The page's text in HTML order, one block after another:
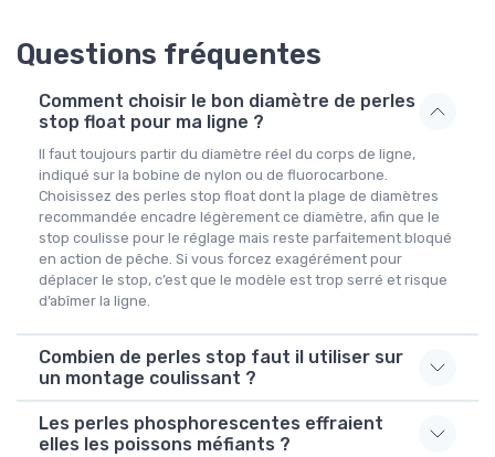
Questions fréquentes
Comment choisir le bon diamètre de perles
stop float pour ma ligne ?
Il faut toujours partir du diamètre réel du corps de ligne,
indiqué sur la bobine de nylon ou de fluorocarbone.
Choisissez des perles stop float dont la plage de diamètres
recommandée encadre légèrement ce diamètre, afin que le
stop coulisse pour le réglage mais reste parfaitement bloqué
en action de pêche. Si vous forcez exagérément pour
déplacer le stop, c’est que le modèle est trop serré et risque
d’abîmer la ligne.
Combien de perles stop faut il utiliser sur
un montage coulissant ?
Les perles phosphorescentes effraient
elles les poissons méfiants ?